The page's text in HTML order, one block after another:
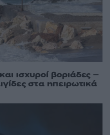
ισχυροί βοριάδες –
στα ηπειρωτικά